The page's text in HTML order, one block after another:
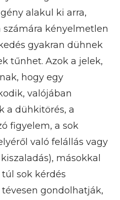
alakul ki arra,
kényelmetlen
gyakran dühnek
tűnhet. Azok a jelek,
hogy egy
valójában
a dühkitörés, a
figyelem, a sok
való felállás vagy
másokkal
túl sok kérdés
gondolhatják,